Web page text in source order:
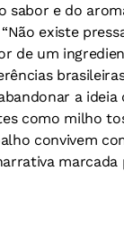
sabor e do
existe
de um
a
como milho
convivem
marcada